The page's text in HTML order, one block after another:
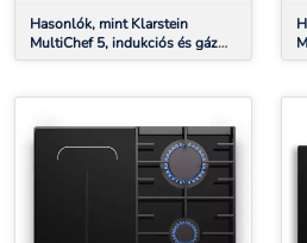
Hasonlók, mint Klarstein
MultiChef 5, indukciós és gáz
tűzhely, 5 főzőzóna, 3 gázégő, 2